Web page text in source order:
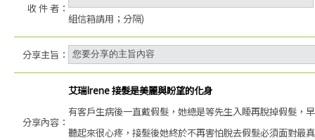
收 件 者：
組信箱請用；分隔)
分享主旨：
分享內容：
艾瑞Irene 接髮是美麗與盼望的化身
有客戶生病後一直戴假髮，她總是等先生入睡再脫掉假髮，
聽起來很心疼，接髮後她終於不再害怕脫去假髮必須面對最